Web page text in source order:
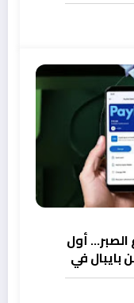
الصبر… أول
في